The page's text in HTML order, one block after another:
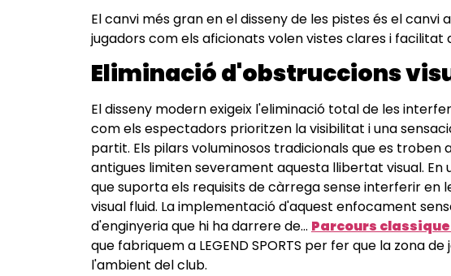
El canvi més gran en el disseny de les pistes és el canvi
jugadors com els aficionats volen vistes clares i facilitat
Eliminació d'obstruccions
El disseny modern exigeix ​​l'eliminació total de les
com els espectadors prioritzen la visibilitat i una
partit. Els pilars voluminosos tradicionals que es troben
antigues limiten severament aquesta llibertat visual.
que suporta els requisits de càrrega sense interferir en
visual fluid. La implementació d'aquest enfocament
d'enginyeria que hi ha darrere de... Parcours
que fabriquem a LEGEND SPORTS per fer que la zona
l'ambient del club.